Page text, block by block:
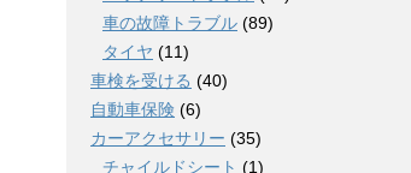
車の故障トラブル (89)
タイヤ (11)
車検を受ける (40)
自動車保険 (6)
カーアクセサリー (35)
チャイルドシート (1)